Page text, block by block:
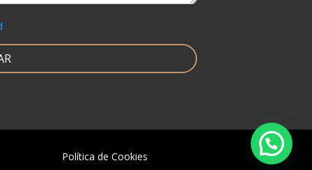
Política de Cookies